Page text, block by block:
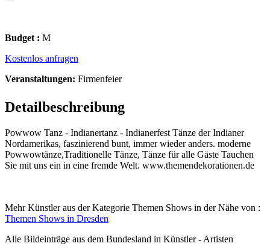
Budget : M
Kostenlos anfragen
Veranstaltungen: Firmenfeier
Detailbeschreibung
Powwow Tanz - Indianertanz - Indianerfest Tänze der Indianer
Nordamerikas, faszinierend bunt, immer wieder anders. moderne
Powwowtänze,Traditionelle Tänze, Tänze für alle Gäste Tauchen
Sie mit uns ein in eine fremde Welt. www.themendekorationen.de
Mehr Künstler aus der Kategorie Themen Shows in der Nähe von :
Themen Shows in Dresden
Alle Bildeinträge aus dem Bundesland in Künstler - Artisten